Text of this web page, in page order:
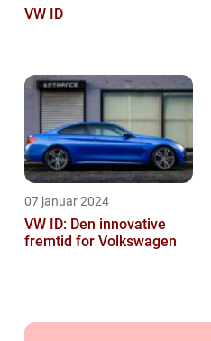
VW ID
07 januar 2024
VW ID: Den innovative
fremtid for Volkswagen